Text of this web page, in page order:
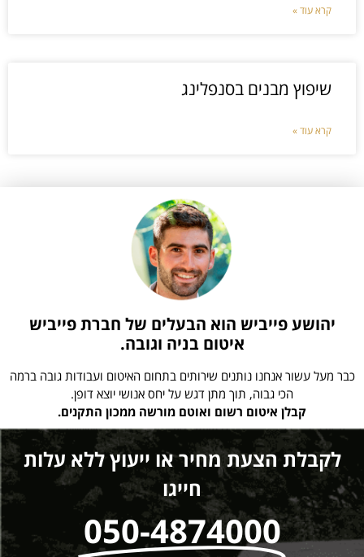
קרא עוד »
שיפוץ מבנים בסנפלינג
קרא עוד »
יהושע פייביש הוא הבעלים של חברת פייביש
איטום בניה וגובה.
כבר מעל עשור אנחנו נותנים שירותים בתחום האיטום ועבודות גובה ברמה
הכי גבוה, תוך מתן דגש על יחס אנושי יוצא דופן.
קבלן איטום רשום ואוטם מורשה ממכון התקנים.
לקבלת הצעת מחיר או ייעוץ ללא עלות
חייגו
050-4874000